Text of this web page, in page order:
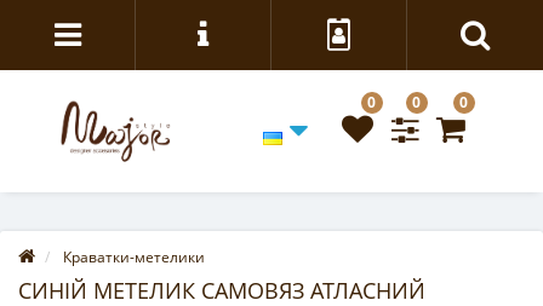
0 0 0
Краватки-метелики
СИНІЙ МЕТЕЛИК САМОВЯЗ АТЛАСНИЙ